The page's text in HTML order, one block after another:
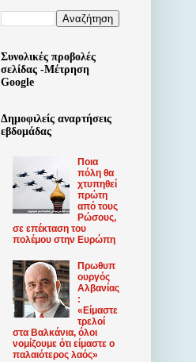
Συνολικές προβολές
σελίδας -Μέτρηση
Google
Δημοφιλείς αναρτήσεις
εβδομάδας
Ποια
πόλη θα
χτυπηθεί
πρώτη
από τους
Ρώσους,
σε επέκταση του
πολέμου στην Ευρώπη
Πρωθυπ
ουργός
Αλβανίας
:
«Είμαστε
τρελοί
στα Βαλκάνια, όλοι
νομίζουμε ότι είμαστε ο
παλαιότερος λαός»